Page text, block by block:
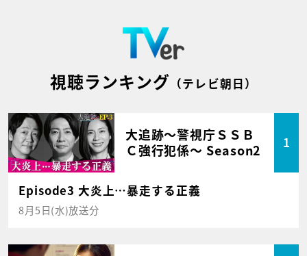
視聴ランキング （テレビ朝日）
大追跡～警視庁ＳＳＢ
Ｃ強行犯係～ Season2
1
Episode3 大炎上…暴走する正義
8月5日(水)放送分